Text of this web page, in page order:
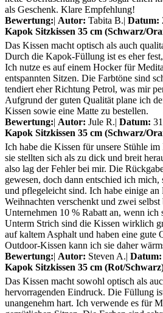
als Geschenk. Klare Empfehlung!
Bewertung:| Autor: Tabita B.| Datum:
Kapok Sitzkissen 35 cm (Schwarz/
Das Kissen macht optisch als auch
Durch die Kapok-Füllung ist es eher
Ich nutze es auf einem Hocker für
entspannten Sitzen. Die Farbtöne sind
tendiert eher Richtung Petrol, was mir
Aufgrund der guten Qualität plane ich
Kissen sowie eine Matte zu bestellen.
Bewertung:| Autor: Jule R.| Datum:
Kapok Sitzkissen 35 cm (Schwarz/
Ich habe die Kissen für unsere Stühle
sie stellten sich als zu dick und breit
also lag der Fehler bei mir. Die
gewesen, doch dann entschied ich mich,
und pflegeleicht sind. Ich habe einige an
Weihnachten verschenkt und zwei
Unternehmen 10 % Rabatt an, wenn ich
Unterm Strich sind die Kissen wirklich
auf kaltem Asphalt und haben eine gute
Outdoor-Kissen kann ich sie daher
Bewertung:| Autor: Steven A.| Datum:
Kapok Sitzkissen 35 cm (Rot/
Das Kissen macht sowohl optisch als
hervorragenden Eindruck. Die Füllung
unangenehm hart. Ich verwende es für